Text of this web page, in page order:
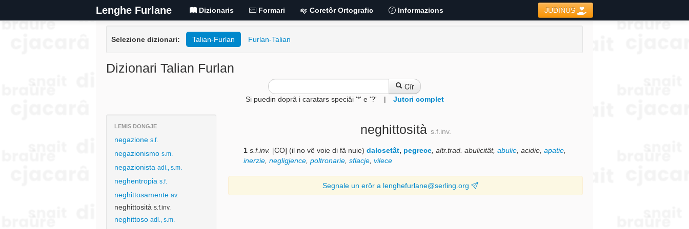
Lenghe Furlane JUDINUS
Dizionaris Formari Coretôr Ortografic Informazions
Selezione dizionari: Talian-Furlan Furlan-Talian
Dizionari Talian Furlan
Cîr
Si puedin doprâ i caratars speciâi '*' e '?' | Jutori complet
LEMIS DONGJE
negazione s.f.
negazionismo s.m.
negazionista adi., s.m.
neghentropia s.f.
neghittosamente av.
neghittosità s.f.inv.
neghittoso adi., s.m.
neghittosità s.f.inv.
1 s.f.inv. [CO] (il no vê voie di fâ nuie)dalosetât, pegrece ,altr.trad. abulicitât,abulie , acidie,apatie
inerzie ,negligjence ,poltronarie ,sflacje ,vilece
Segnale un erôr a lenghefurlane@serling.org